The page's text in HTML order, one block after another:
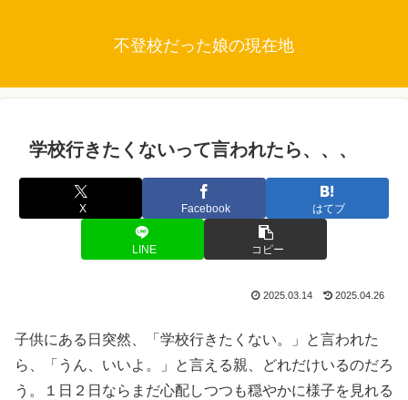
不登校だった娘の現在地
学校行きたくないって言われたら、、、
X Facebook はてブ
LINE コピー
2025.03.14 2025.04.26
子供にある日突然、「学校行きたくない。」と言われた
ら、「うん、いいよ。」と言える親、どれだけいるのだろ
う。１日２日ならまだ心配しつつも穏やかに様子を見れる